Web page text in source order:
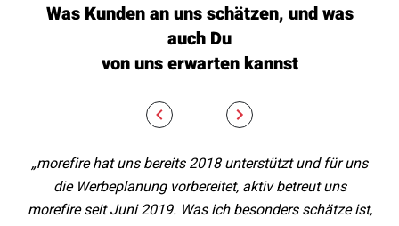
Was Kunden an uns schätzen, und was
auch Du
von uns erwarten kannst
„morefire hat uns bereits 2018 unterstützt und für uns
die Werbeplanung vorbereitet, aktiv betreut uns
morefire seit Juni 2019. Was ich besonders schätze ist,